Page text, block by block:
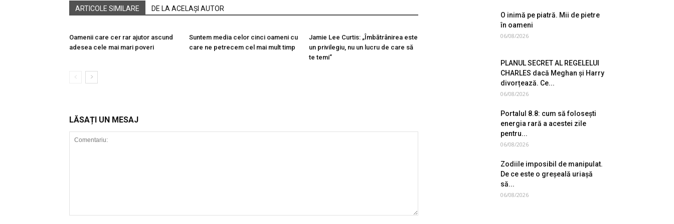
ARTICOLE SIMILARE DE LA ACELAȘI AUTOR
Oamenii care cer rar ajutor ascund
adesea cele mai mari poveri
Suntem media celor cinci oameni cu
care ne petrecem cel mai mult timp
Jamie Lee Curtis: „Îmbătrânirea este
un privilegiu, nu un lucru de care să
te temi”
LĂSAȚI UN MESAJ
O inimă pe piatră. Mii de pietre
în oameni
06/08/2026
PLANUL SECRET AL REGELELUI
CHARLES dacă Meghan și Harry
divorțează. Ce...
06/08/2026
Portalul 8.8: cum să folosești
energia rară a acestei zile
pentru...
06/08/2026
Zodiile imposibil de manipulat.
De ce este o greșeală uriașă
să...
06/08/2026